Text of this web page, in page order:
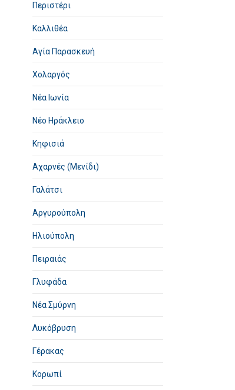
Περιστέρι
Καλλιθέα
Αγία Παρασκευή
Χολαργός
Νέα Ιωνία
Νέο Ηράκλειο
Κηφισιά
Αχαρνές (Μενίδι)
Γαλάτσι
Αργυρούπολη
Ηλιούπολη
Πειραιάς
Γλυφάδα
Νέα Σμύρνη
Λυκόβρυση
Γέρακας
Κορωπί